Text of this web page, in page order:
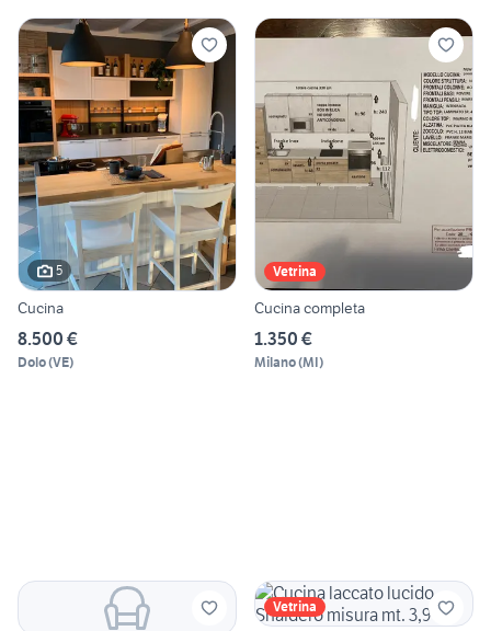
5
Cucina
8.500 €
Dolo(VE)
Vetrina
Cucina completa
1.350 €
Milano(MI)
Vetrina